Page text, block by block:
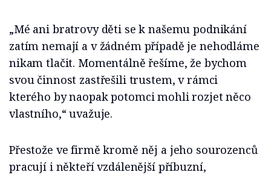
„Mé ani bratrovy děti se k našemu podnikání
zatím nemají a v žádném případě je nehodláme
nikam tlačit. Momentálně řešíme, že bychom
svou činnost zastřešili trustem, v rámci
kterého by naopak potomci mohli rozjet něco
vlastního,“ uvažuje.
Přestože ve firmě kromě něj a jeho sourozenců
pracují i někteří vzdálenější příbuzní,